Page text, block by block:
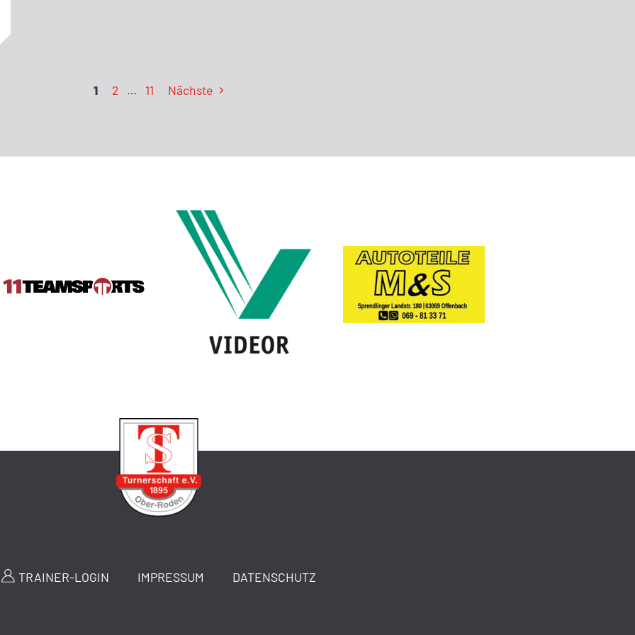
1 2 … 11 Nächste
TRAINER-LOGIN IMPRESSUM DATENSCHUTZ